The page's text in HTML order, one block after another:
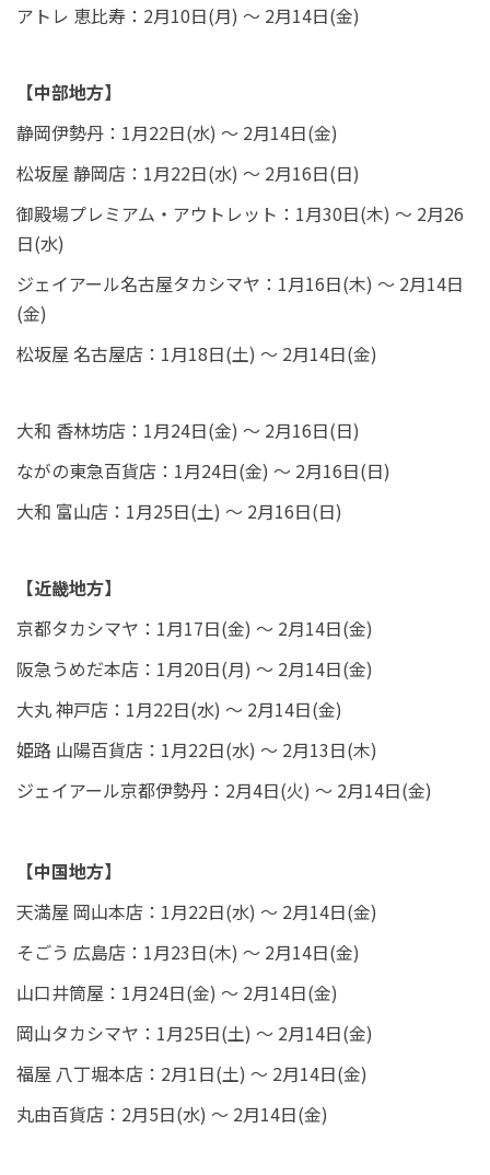
アトレ 恵比寿：2月10日(月) ～ 2月14日(金)
【中部地方】
静岡伊勢丹：1月22日(水) ～ 2月14日(金)
松坂屋 静岡店：1月22日(水) ～ 2月16日(日)
御殿場プレミアム・アウトレット：1月30日(木) ～ 2月26
日(水)
ジェイアール名古屋タカシマヤ：1月16日(木) ～ 2月14日
(金)
松坂屋 名古屋店：1月18日(土) ～ 2月14日(金)
大和 香林坊店：1月24日(金) ～ 2月16日(日)
ながの東急百貨店：1月24日(金) ～ 2月16日(日)
大和 富山店：1月25日(土) ～ 2月16日(日)
【近畿地方】
京都タカシマヤ：1月17日(金) ～ 2月14日(金)
阪急うめだ本店：1月20日(月) ～ 2月14日(金)
大丸 神戸店：1月22日(水) ～ 2月14日(金)
姫路 山陽百貨店：1月22日(水) ～ 2月13日(木)
ジェイアール京都伊勢丹：2月4日(火) ～ 2月14日(金)
【中国地方】
天満屋 岡山本店：1月22日(水) ～ 2月14日(金)
そごう 広島店：1月23日(木) ～ 2月14日(金)
山口井筒屋：1月24日(金) ～ 2月14日(金)
岡山タカシマヤ：1月25日(土) ～ 2月14日(金)
福屋 八丁堀本店：2月1日(土) ～ 2月14日(金)
丸由百貨店：2月5日(水) ～ 2月14日(金)